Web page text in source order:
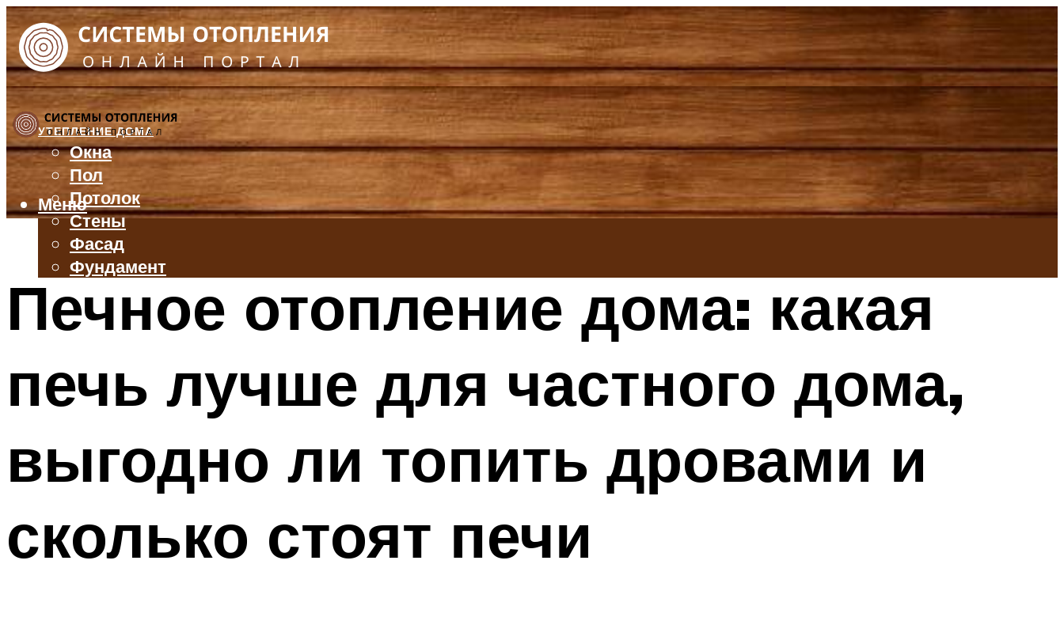
УТЕПЛЕНИЕ ДОМА
Окна
Пол
Потолок
Стены
Фасад
Фундамент
БАЛКОН И ЛОДЖИЯ
КРЫША
Меню
Меню
Печное отопление дома: какая
печь лучше для частного дома,
выгодно ли топить дровами и
сколько стоят печи